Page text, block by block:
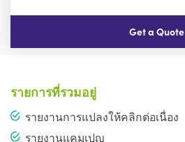
Get a Quote
รายการที่รวมอยู่
รายงานการแปลงให้คลิกต่อเนื่อง
รายงานแคมเปญ